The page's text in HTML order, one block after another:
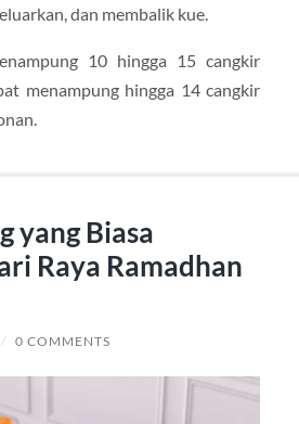
dan membalik kue.
10 hingga 15 cangkir
menampung hingga 14 cangkir
yang Biasa
Raya Ramadhan
/ 0 COMMENTS